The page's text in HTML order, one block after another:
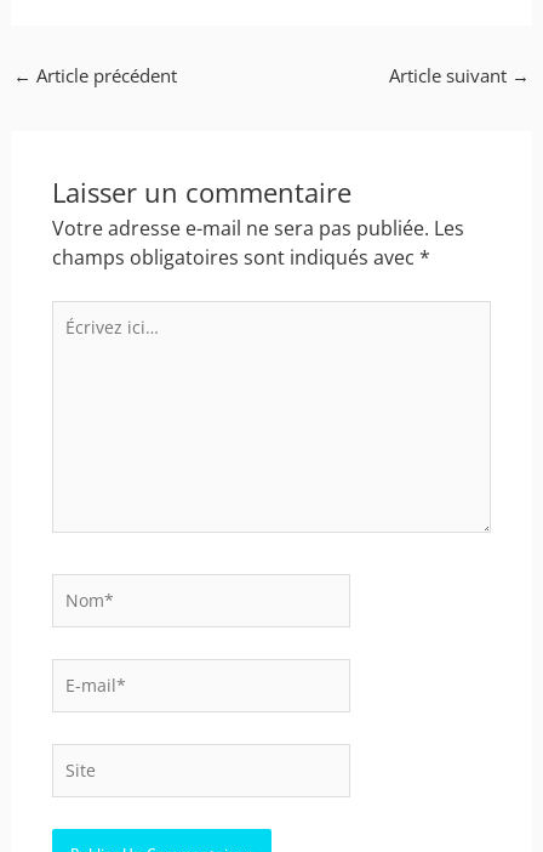
← Article précédent Article suivant →
Laisser un commentaire
Votre adresse e-mail ne sera pas publiée. Les
champs obligatoires sont indiqués avec *
Écrivez
Site